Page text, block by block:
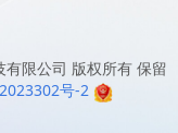
有限公司 版权所有 保留
号-2